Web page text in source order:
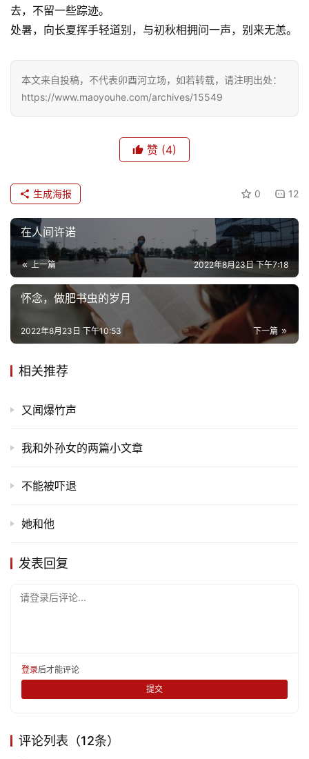
去，不留一些踪迹。
处暑，向长夏挥手轻道别，与初秋相拥问一声，别来无恙。
本文来自投稿，不代表卯酉河立场，如若转载，请注明出处：
https://www.maoyouhe.com/archives/15549
赞 (4)
0 12
生成海报
在人间许诺
上一篇 2022年8月23日 下午7:18
怀念，做肥书虫的岁月
下一篇
2022年8月23日 下午10:53
相关推荐
又闻爆竹声
我和外孙女的两篇小文章
不能被吓退
她和他
发表回复
请登录后评论...
登录后才能评论
提交
评论列表（12条）